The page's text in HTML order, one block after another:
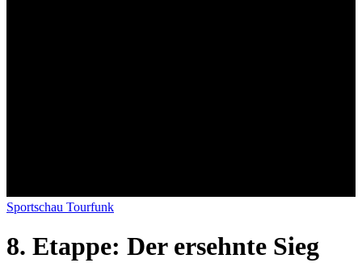
Sportschau Tourfunk
8. Etappe: Der ersehnte Sieg